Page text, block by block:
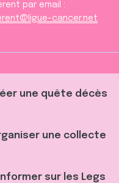
une quête décès
une collecte
sur les Legs
par email :
cancer.net